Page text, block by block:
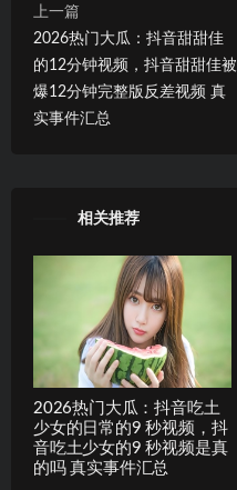
上一篇
2026热门大瓜：抖音甜甜佳
的12分钟视频，抖音甜甜佳被
爆12分钟完整版反差视频 真
实事件汇总
相关推荐
2026热门大瓜：抖音吃土
少女的日常的9 秒视频，抖
音吃土少女的9 秒视频是真
的吗 真实事件汇总